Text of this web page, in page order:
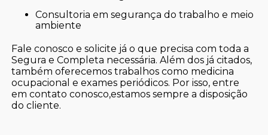
consultoria em segurança do trabalho e meio
ambiente
Fale conosco e solicite já o que precisa com toda a
Segura e Completa necessária. Além dos já citados,
também oferecemos trabalhos como medicina
ocupacional e exames periódicos. Por isso, entre
em contato conosco,estamos sempre a disposição
do cliente.